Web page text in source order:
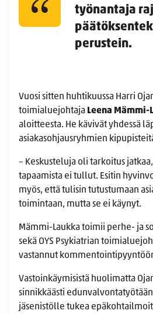
työnantaja
perustein.
Vuosi sitten huhtikuussa Harri
toimialuejohtaja Leena Mämmi-
aloitteesta. He kävivät yhdessä
asiakasohjausryhmien
– Keskusteluja oli tarkoitus
tapaamista ei tullut. Esitin
myös, että tulisin tutustumaan
toimintaan, mutta se ei käynyt.
Mämmi-Laukka toimii perhe- ja
sekä OYS Psykiatrian
vastannut
Vastoinkäymisistä huolimatta
sinnikkäästi
jäsenistölle tukea